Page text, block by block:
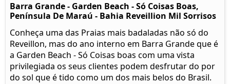
Barra Grande - Garden Beach - Só Coisas Boas,
Península De Maraú - Bahia Reveillion Mil Sorrisos
Conheça uma das Praias mais badaladas não só do
Reveillon, mas do ano interno em Barra Grande que é
a Garden Beach - Só Coisas boas com uma vista
privilegiada os seus clientes podem desfrutar do por
do sol que é tido como um dos mais belos do Brasil.